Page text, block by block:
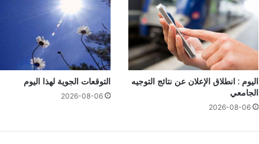
اليوم : انطلاق الإعلان عن نتائج التوجيه
الجامعي
2026-08-06
التوقعات الجوية لهذا اليوم
2026-08-06